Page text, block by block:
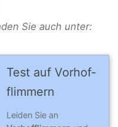
Sie auch unter:
Test auf Vorhof­
flim­mern
Leiden Sie an